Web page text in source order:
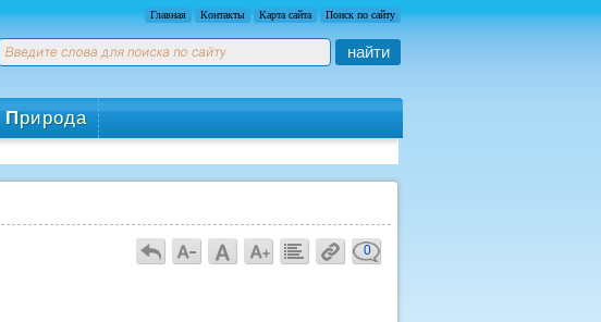
Главная Контакты Карта сайта Поиск по сайту
найти
Природа
0